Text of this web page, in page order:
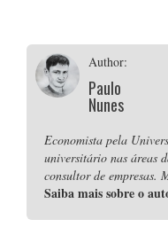
Author:
Paulo
Nunes
Economista pela
universitário nas áreas
consultor de empresas.
Saiba mais sobre o